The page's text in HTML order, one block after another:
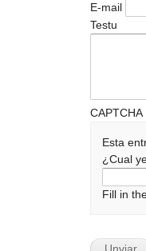
E-mail
Testu
CAPTCHA
Esta
¿Cual
Fill in